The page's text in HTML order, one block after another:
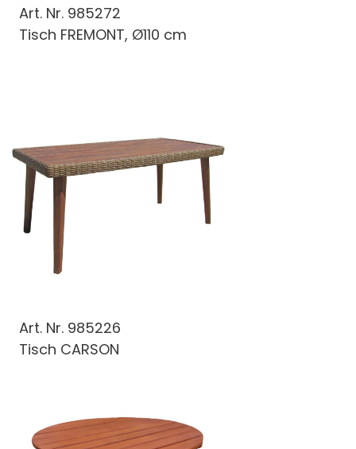
Art. Nr. 985272
Tisch FREMONT, Ø110 cm
Art. Nr. 985226
Tisch CARSON